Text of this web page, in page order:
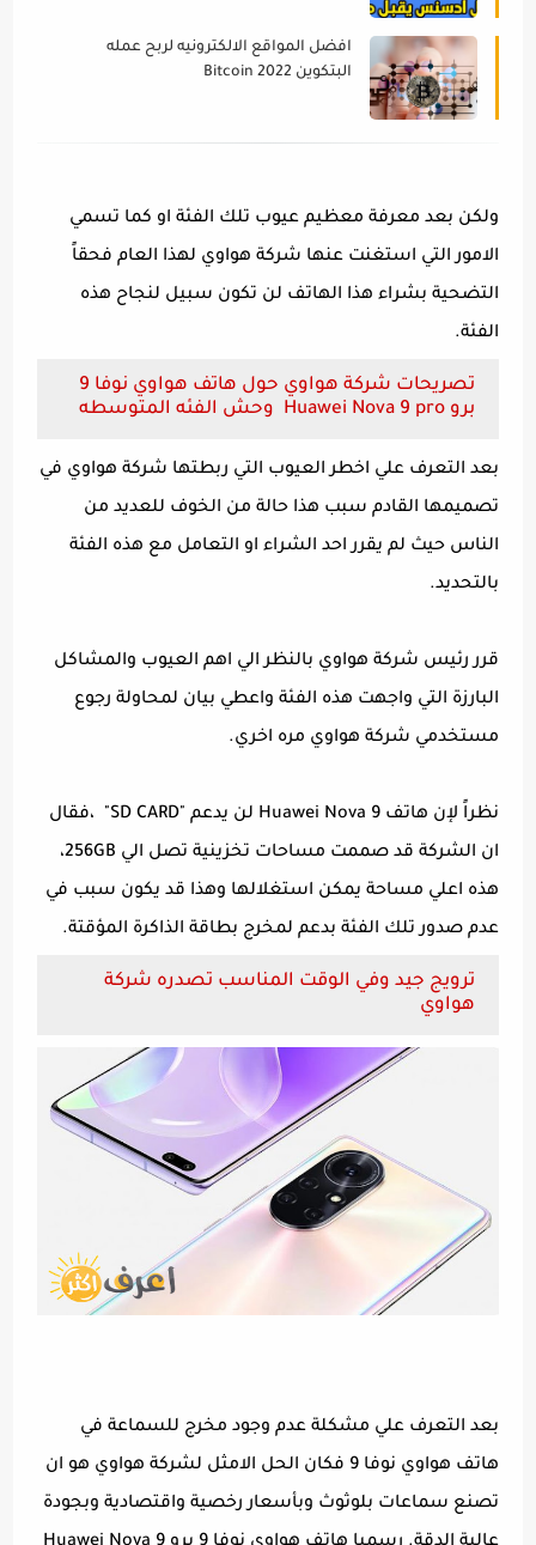
افضل المواقع الالكترونيه لربح عمله
البتكوين Bitcoin 2022
ولكن بعد معرفة معظيم عيوب تلك الفئة او كما تسمي
الامور التي استغنت عنها شركة هواوي لهذا العام فحقاً
التضحية بشراء هذا الهاتف لن تكون سبيل لنجاح هذه
الفئة.
تصريحات شركة هواوي حول هاتف هواوي نوفا 9
برو Huawei Nova 9 pro وحش الفئه المتوسطه
بعد التعرف علي اخطر العيوب التي ربطتها شركة هواوي في
تصميمها القادم سبب هذا حالة من الخوف للعديد من
الناس حيث لم يقرر احد الشراء او التعامل مع هذه الفئة
بالتحديد.
قرر رئيس شركة هواوي بالنظر الي اهم العيوب والمشاكل
البارزة التي واجهت هذه الفئة واعطي بيان لمحاولة رجوع
مستخدمي شركة هواوي مره اخري.
نظراً لإن هاتف Huawei Nova 9 لن يدعم "SD CARD" ،فقال
ان الشركة قد صممت مساحات تخزينية تصل الي 256GB،
هذه اعلي مساحة يمكن استغلالها وهذا قد يكون سبب في
عدم صدور تلك الفئة بدعم لمخرج بطاقة الذاكرة المؤقتة.
ترويج جيد وفي الوقت المناسب تصدره شركة
هواوي
بعد التعرف علي مشكلة عدم وجود مخرج للسماعة في
هاتف هواوي نوفا 9 فكان الحل الامثل لشركة هواوي هو ان
تصنع سماعات بلوثوث وبأسعار رخصية واقتصادية وبجودة